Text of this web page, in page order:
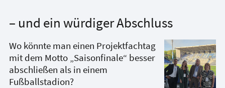
– und ein würdiger Abschluss
Wo könnte man einen Projektfachtag
mit dem Motto „Saisonfinale“ besser
abschließen als in einem
Fußballstadion?